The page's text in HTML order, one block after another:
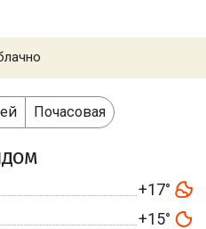
Почасовая
+17°
+15°